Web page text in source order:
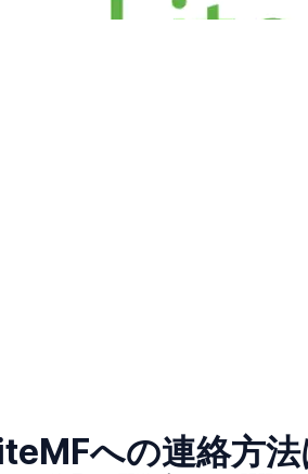
への連絡方法